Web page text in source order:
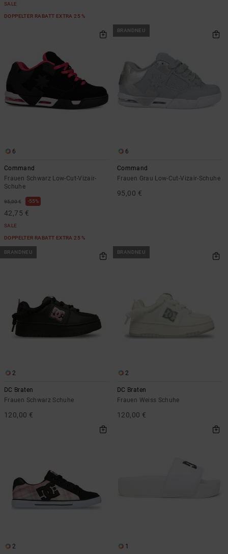
SALE
DOPPELTER RABATT EXTRA 25 %
6
Command
Frauen Schwarz Low-Cut-Vizair-
Schuhe
95,00 € 55%
42,75 €
SALE
DOPPELTER RABATT EXTRA 25 %
BRANDNEU
6
Command
Frauen Grau Low-Cut-Vizair-Schuhe
95,00 €
BRANDNEU
2
DC Braten
Frauen Schwarz Schuhe
120,00 €
BRANDNEU
2
DC Braten
Frauen Weiss Schuhe
120,00 €
2 1